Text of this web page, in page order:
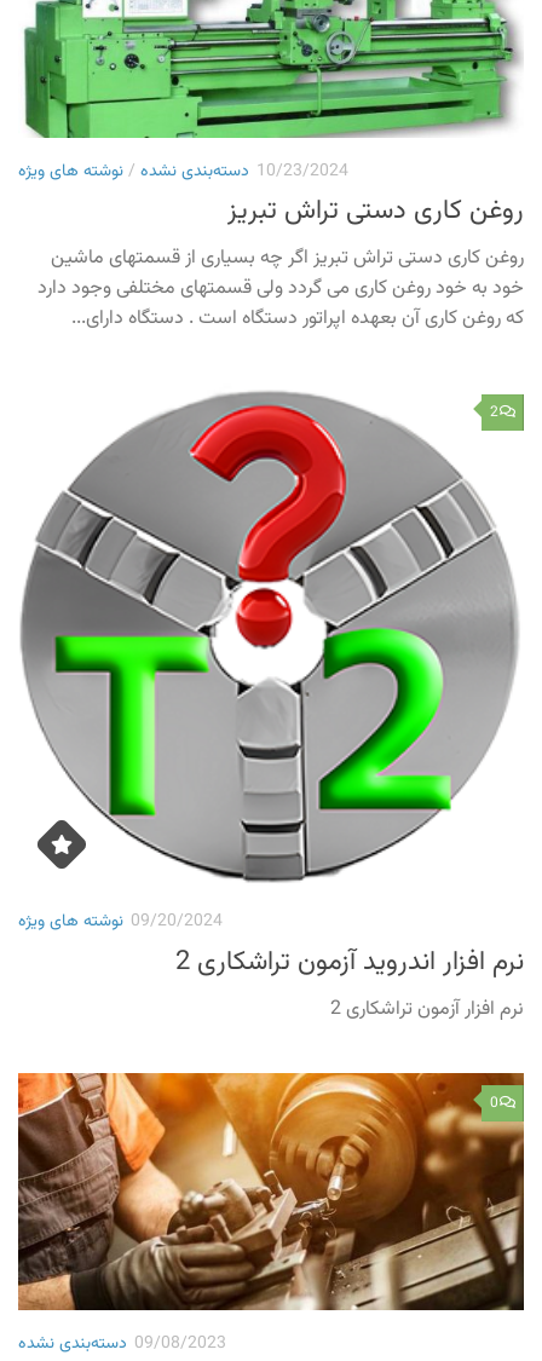
دسته‌بندی نشده /نوشته های ویژه 10/23/2024
روغن کاری دستی تراش تبریز
روغن کاری دستی تراش تبریز اگر چه بسیاری از قسمتهای ماشین
خود به خود روغن کاری می گردد ولی قسمتهای مختلفی وجود دارد
که روغن کاری آن بعهده اپراتور دستگاه است . دستگاه دارای...
2
نوشته های ویژه 09/20/2024
نرم افزار اندروید آزمون تراشکاری 2
نرم افزار آزمون تراشکاری 2
0
دسته‌بندی نشده 09/08/2023